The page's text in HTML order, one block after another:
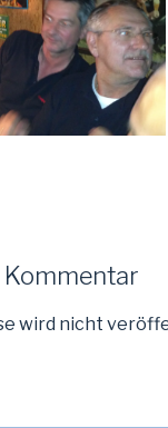
Kommentar
wird nicht